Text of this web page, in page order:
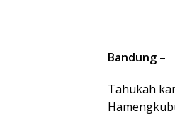
Bandung –
Tahukah